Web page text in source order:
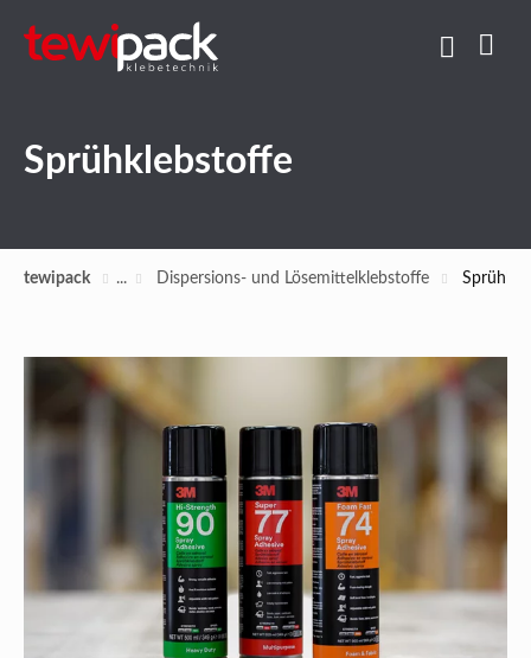
Sprühklebstoffe
tewipack Dispersions- und Lösemittelklebstoffe